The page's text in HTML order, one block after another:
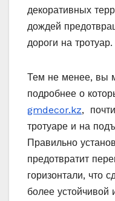
декоративных
дождей
дороги на тротуар.
Тем не менее, вы
подробнее о
gmdecor.kz,
тротуаре и на
Правильно
предотвратит
горизонтали, что
более